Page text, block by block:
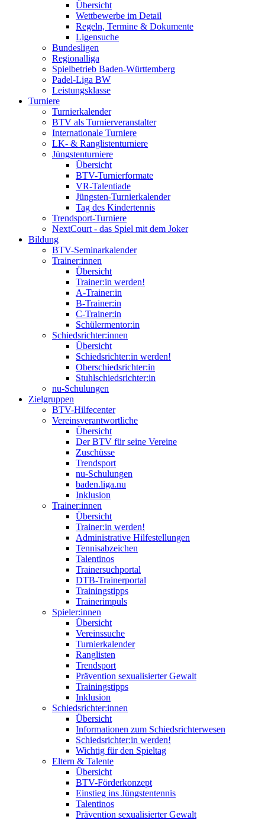
Übersicht
Wettbewerbe im Detail
Regeln, Termine & Dokumente
Ligensuche
Bundesligen
Regionalliga
Spielbetrieb Baden-Württemberg
Padel-Liga BW
Leistungsklasse
Turniere
Turnierkalender
BTV als Turnierveranstalter
Internationale Turniere
LK- & Ranglistenturniere
Jüngstenturniere
Übersicht
BTV-Turnierformate
VR-Talentiade
Jüngsten-Turnierkalender
Tag des Kindertennis
Trendsport-Turniere
NextCourt - das Spiel mit dem Joker
Bildung
BTV-Seminarkalender
Trainer:innen
Übersicht
Trainer:in werden!
A-Trainer:in
B-Trainer:in
C-Trainer:in
Schülermentor:in
Schiedsrichter:innen
Übersicht
Schiedsrichter:in werden!
Oberschiedsrichter:in
Stuhlschiedsrichter:in
nu-Schulungen
Zielgruppen
BTV-Hilfecenter
Vereinsverantwortliche
Übersicht
Der BTV für seine Vereine
Zuschüsse
Trendsport
nu-Schulungen
baden.liga.nu
Inklusion
Trainer:innen
Übersicht
Trainer:in werden!
Administrative Hilfestellungen
Tennisabzeichen
Talentinos
Trainersuchportal
DTB-Trainerportal
Trainingstipps
Trainerimpuls
Spieler:innen
Übersicht
Vereinssuche
Turnierkalender
Ranglisten
Trendsport
Prävention sexualisierter Gewalt
Trainingstipps
Inklusion
Schiedsrichter:innen
Übersicht
Informationen zum Schiedsrichterwesen
Schiedsrichter:in werden!
Wichtig für den Spieltag
Eltern & Talente
Übersicht
BTV-Förderkonzept
Einstieg ins Jüngstentennis
Talentinos
Prävention sexualisierter Gewalt